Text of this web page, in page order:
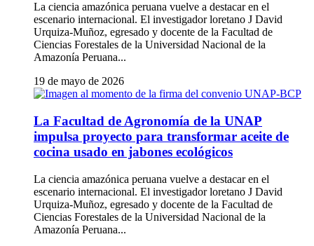
La ciencia amazónica peruana vuelve a destacar en el
escenario internacional. El investigador loretano J David
Urquiza-Muñoz, egresado y docente de la Facultad de
Ciencias Forestales de la Universidad Nacional de la
Amazonía Peruana...
19 de mayo de 2026
La Facultad de Agronomía de la UNAP
impulsa proyecto para transformar aceite de
cocina usado en jabones ecológicos
La ciencia amazónica peruana vuelve a destacar en el
escenario internacional. El investigador loretano J David
Urquiza-Muñoz, egresado y docente de la Facultad de
Ciencias Forestales de la Universidad Nacional de la
Amazonía Peruana...